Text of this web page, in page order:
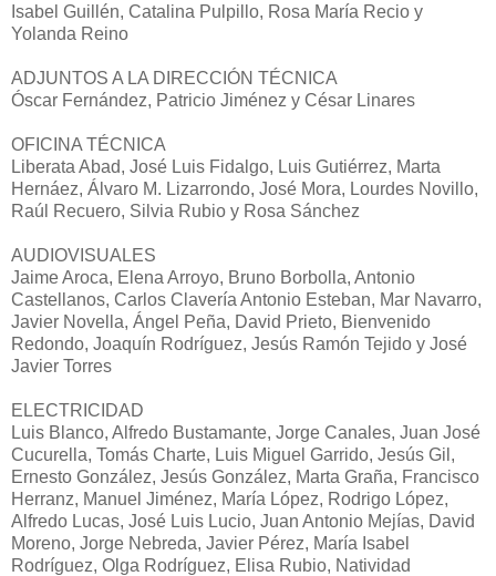
Isabel Guillén, Catalina Pulpillo, Rosa María Recio y
Yolanda Reino
ADJUNTOS A LA DIRECCIÓN TÉCNICA
Óscar Fernández, Patricio Jiménez y César Linares
OFICINA TÉCNICA
Liberata Abad, José Luis Fidalgo, Luis Gutiérrez, Marta
Hernáez, Álvaro M. Lizarrondo, José Mora, Lourdes Novillo,
Raúl Recuero, Silvia Rubio y Rosa Sánchez
AUDIOVISUALES
Jaime Aroca, Elena Arroyo, Bruno Borbolla, Antonio
Castellanos, Carlos Clavería Antonio Esteban, Mar Navarro,
Javier Novella, Ángel Peña, David Prieto, Bienvenido
Redondo, Joaquín Rodríguez, Jesús Ramón Tejido y José
Javier Torres
ELECTRICIDAD
Luis Blanco, Alfredo Bustamante, Jorge Canales, Juan José
Cucurella, Tomás Charte, Luis Miguel Garrido, Jesús Gil,
Ernesto González, Jesús González, Marta Graña, Francisco
Herranz, Manuel Jiménez, María López, Rodrigo López,
Alfredo Lucas, José Luis Lucio, Juan Antonio Mejías, David
Moreno, Jorge Nebreda, Javier Pérez, María Isabel
Rodríguez, Olga Rodríguez, Elisa Rubio, Natividad